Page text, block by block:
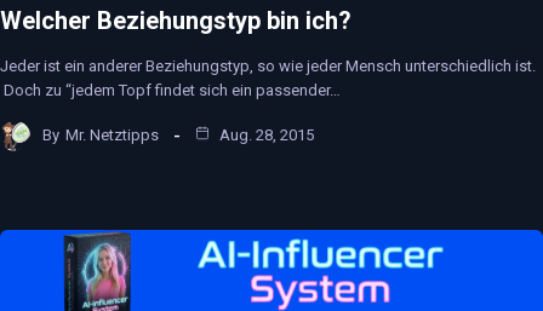
Welcher Beziehungstyp bin ich?
Jeder ist ein anderer Beziehungstyp, so wie jeder Mensch unterschiedlich ist.
Doch zu “jedem Topf findet sich ein passender…
By Mr. Netztipps Aug. 28, 2015